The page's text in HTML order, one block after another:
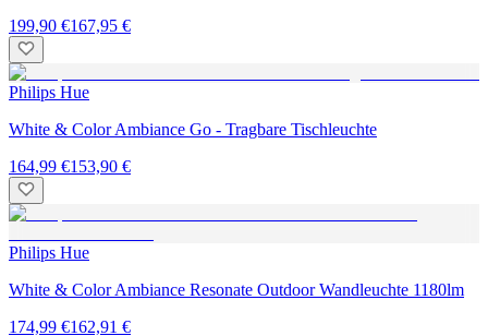
199,90 €167,95 €
Philips Hue
White & Color Ambiance Go - Tragbare Tischleuchte
164,99 €153,90 €
Philips Hue
White & Color Ambiance Resonate Outdoor Wandleuchte 1180lm
174,99 €162,91 €